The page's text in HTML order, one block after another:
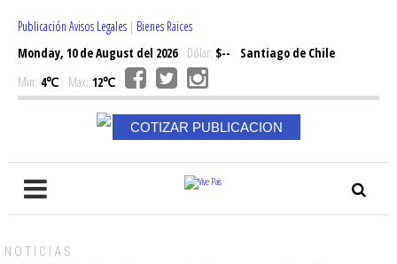
Publicación Avisos Legales | Bienes Raices
Monday, 10 de August del 2026Dólar: $--
Santiago de Chile
Min: 4℃ Max: 12℃
COTIZAR PUBLICACION
NOTICIAS